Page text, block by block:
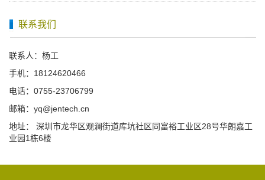
联系我们
联系人：杨工
手机：18124620466
电话：0755-23706799
邮箱：yq@jentech.cn
地址： 深圳市龙华区观澜街道库坑社区同富裕工业区28号华朗嘉工
业园1栋6楼